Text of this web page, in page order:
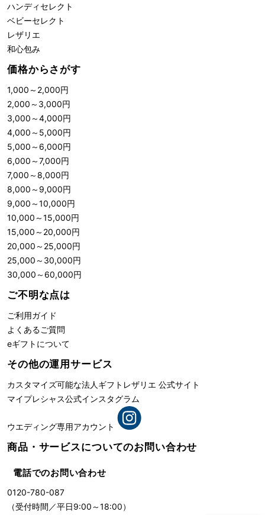
ハンディセレクト
ベビーセレクト
レザリエ
和心包み
価格からさがす
1,000 ～ 2,000円
2,000 ～ 3,000円
3,000 ～4,000円
4,000 ～ 5,000円
5,000 ～ 6,000円
6,000 ～7,000円
7,000 ～8,000円
8,000 ～ 9,000円
9,000 ～10,000円
10,000 ～15,000円
15,000 ～ 20,000円
20,000 ～ 25,000円
25,000 ～ 30,000円
30,000 ～ 60,000円
ご不明な点は
ご利用ガイド
よくあるご質問
eギフトについて
その他の運用サービス
カスタマイズ可能な法人ギフト レザリエ 公式サイト
マイプレシャス公式インスタグラム
ウエディング専用アカウント
商品・サービスについてのお問い合わせ
電話でのお問い合わせ
0120-780-087
（受付時間／平日9:00～18:00）